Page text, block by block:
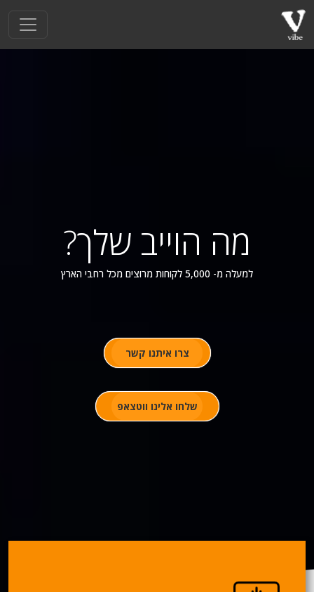
מה הוייב שלך?
למעלה מ- 5,000 לקוחות מרוצים מכל רחבי הארץ
צרו איתנו קשר
שלחו אלינו ווטצאפ